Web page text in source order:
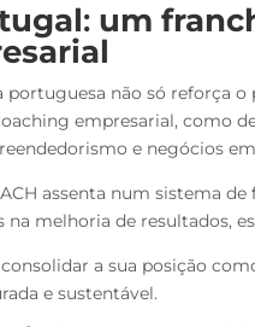
: um
portuguesa não só reforça
empresarial, como
e negócios
assenta num sistema
na melhoria de resultados,
a sua posição
e sustentável.